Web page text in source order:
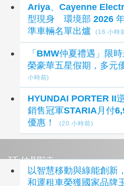
Ariya、Cayenne
型現身 環境部 2026
準車輛名單出爐
(16 小時
「BMW仲夏禮遇」限
榮豪華五星假期，多元
小時前)
HYUNDAI PORTER II
銷售冠軍STARIA月付
優惠！
(20 小時前)
延伸閱讀
以智慧移動與綠能創新
和運租車榮獲國家品牌